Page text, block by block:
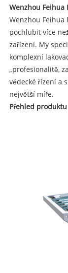
Wenzhou Feihua
Wenzhou Feihua
pochlubit více
zařízení. My
komplexní
„profesionalitě,
vědecké řízení a
největší míře.
Přehled produktu